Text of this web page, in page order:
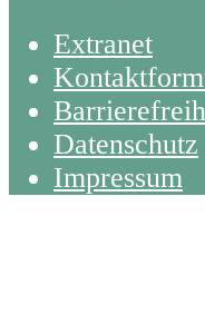
Extranet
Datenschutz
Impressum